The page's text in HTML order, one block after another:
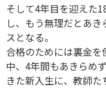
そして4年目を迎えた
し、もう無理だとあ
スとなる。
合格のためには裏金
中、4年間もあきらめ
きた新入生に、教師た